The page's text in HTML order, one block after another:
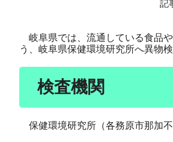
記
岐阜県では、流通している食品
う、岐阜県保健環境研究所へ異物
検査機関
保健環境研究所（各務原市那加不